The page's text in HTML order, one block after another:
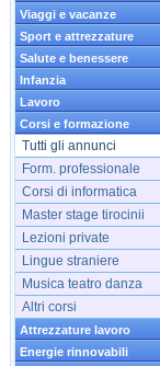
Viaggi e vacanze
Sport e attrezzature
Salute e benessere
Infanzia
Lavoro
Corsi e formazione
Tutti gli annunci
Form. professionale
Corsi di informatica
Master stage tirocinii
Lezioni private
Lingue straniere
Musica teatro danza
Altri corsi
Attrezzature lavoro
Energie rinnovabili